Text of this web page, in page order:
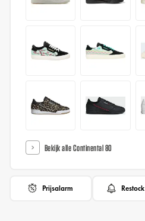
Bekijk alle Continental 80
Prijsalarm